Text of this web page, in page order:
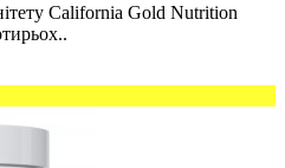
California Gold Nutrition